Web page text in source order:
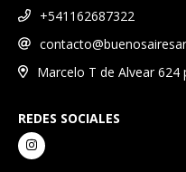
+541162687322
Marcelo T de Alvear 624
REDES SOCIALES